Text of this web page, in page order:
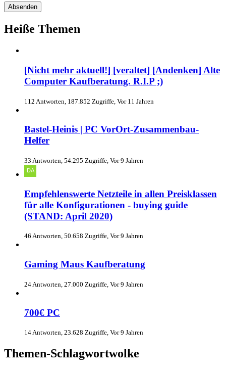
Heiße Themen
[Nicht mehr aktuell!] [veraltet] [Andenken] Alte
Computer Kaufberatung. R.I.P ;)
112 Antworten, 187.852 Zugriffe, Vor 11 Jahren
Bastel-Heinis | PC VorOrt-Zusammenbau-
Helfer
33 Antworten, 54.295 Zugriffe, Vor 9 Jahren
Empfehlenswerte Netzteile in allen Preisklassen
für alle Konfigurationen - buying guide
(STAND: April 2020)
46 Antworten, 50.658 Zugriffe, Vor 9 Jahren
Gaming Maus Kaufberatung
24 Antworten, 27.000 Zugriffe, Vor 9 Jahren
700€ PC
14 Antworten, 23.628 Zugriffe, Vor 9 Jahren
Themen-Schlagwortwolke